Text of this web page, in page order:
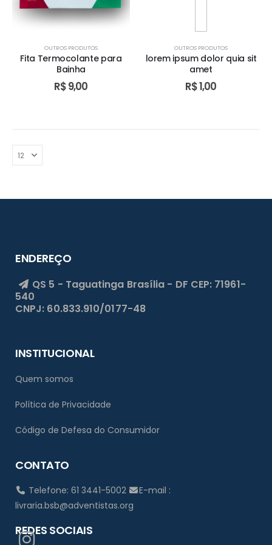
OUTROS PRODUTOS
Fita Termocolante para
Bainha
R$9,00
OUTROS PRODUTOS
lorem ipsum dolor quia sit
amet
R$1,00
ENDEREÇO
QS 5 - Taguatinga Brasília - DF CEP: 71961-
540
CNPJ: 60.833.910/0177-48
INSTITUCIONAL
Quem somos
Política de Privacidade
Código de Defesa do Consumidor
CONTATO
Telefone: 61 3441-5002
E-mail :
livraria.bsb@adventistas.org
REDES SOCIAIS